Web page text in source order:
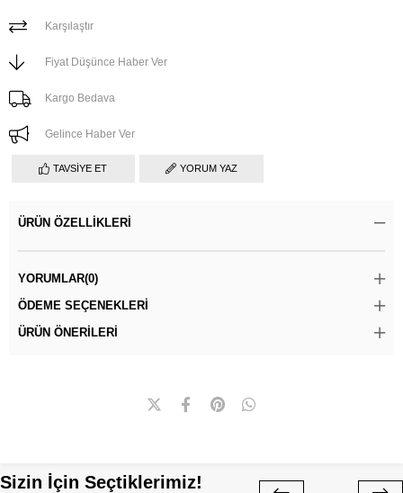
Karşılaştır
Fiyat Düşünce Haber Ver
Kargo Bedava
Gelince Haber Ver
TAVSIYE ET YORUM YAZ
ÜRÜN ÖZELLIKLERI
YORUMLAR(0)
ÖDEME SEÇENEKLERI
ÜRÜN ÖNERILERI
Sizin İçin Seçtiklerimiz!